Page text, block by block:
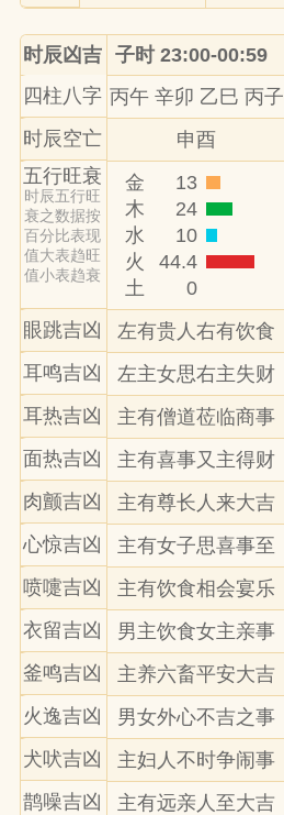
时辰凶吉 子时 23:00-00:59
四柱八字 丙午 辛卯 乙巳 丙子
时辰空亡
申酉
五行旺衰
时辰五行旺
衰之数据按
百分比表现
值大表趋旺
值小表趋衰
金
13
木
24
水
10
火
44.4
土
0
眼跳吉凶
左有贵人右有饮食
耳鸣吉凶
左主女思右主失财
耳热吉凶
主有僧道莅临商事
面热吉凶
主有喜事又主得财
肉颤吉凶
主有尊长人来大吉
心惊吉凶
主有女子思喜事至
喷嚏吉凶
主有饮食相会宴乐
衣留吉凶
男主饮食女主亲事
釜鸣吉凶
主养六畜平安大吉
火逸吉凶
男女外心不吉之事
犬吠吉凶
主妇人不时争闹事
鹊噪吉凶
主有远亲人至大吉